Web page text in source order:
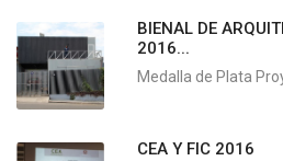
BIENAL DE
2016...
Medalla de Plata
CEA Y FIC 2016